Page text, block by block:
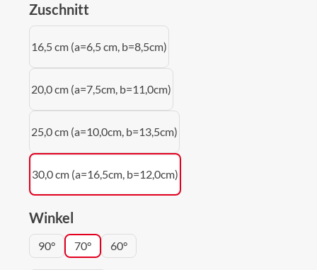
Zuschnitt
16,5 cm (a=6,5 cm, b=8,5cm)
20,0 cm (a=7,5cm, b=11,0cm)
25,0 cm (a=10,0cm, b=13,5cm)
30,0 cm (a=16,5cm, b=12,0cm)
Winkel
90° 70° 60°